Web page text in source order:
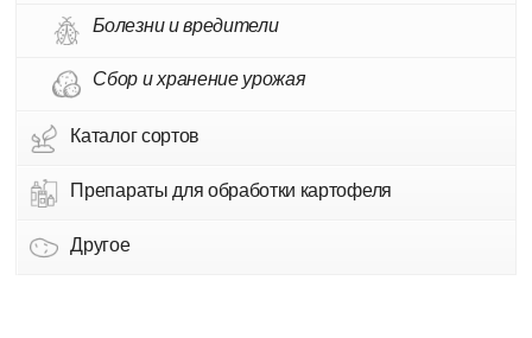
Болезни и вредители
Сбор и хранение урожая
Каталог сортов
Препараты для обработки картофеля
Другое